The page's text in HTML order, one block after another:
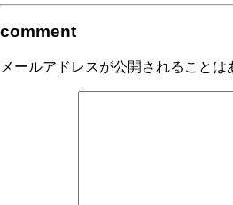
comment
メールアドレスが公開されることは